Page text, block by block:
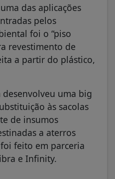
das aplicações
pelos
foi o “piso
revestimento de
a partir do plástico,
uma big
às sacolas
de insumos
a aterros
feito em parceria
e Infinity.